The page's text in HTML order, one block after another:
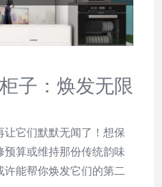
子：焕发无限
它们默默无闻了！想保
算或维持那份传统韵味
能帮你焕发它们的第二